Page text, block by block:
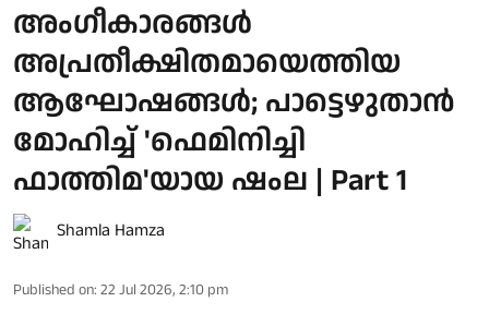
അംഗീകാരങ്ങൾ
അപ്രതീക്ഷിതമായെത്തിയ
ആഘോഷങ്ങൾ; പാട്ടെഴുതാന്‍
മോഹിച്ച് 'ഫെമിനിച്ചി
ഫാത്തിമ'യായ ഷംല | Part 1
Shamla Hamza
Published on: 22 Jul 2026, 2:10 pm